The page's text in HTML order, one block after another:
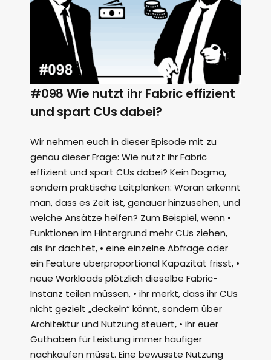
#098 Wie nutzt ihr Fabric effizient
und spart CUs dabei?
Wir nehmen euch in dieser Episode mit zu
genau dieser Frage: Wie nutzt ihr Fabric
effizient und spart CUs dabei? Kein Dogma,
sondern praktische Leitplanken: Woran erkennt
man, dass es Zeit ist, genauer hinzusehen, und
welche Ansätze helfen? Zum Beispiel, wenn •
Funktionen im Hintergrund mehr CUs ziehen,
als ihr dachtet, • eine einzelne Abfrage oder
ein Feature überproportional Kapazität frisst, •
neue Workloads plötzlich dieselbe Fabric-
Instanz teilen müssen, • ihr merkt, dass ihr CUs
nicht gezielt „deckeln“ könnt, sondern über
Architektur und Nutzung steuert, • ihr euer
Guthaben für Leistung immer häufiger
nachkaufen müsst. Eine bewusste Nutzung